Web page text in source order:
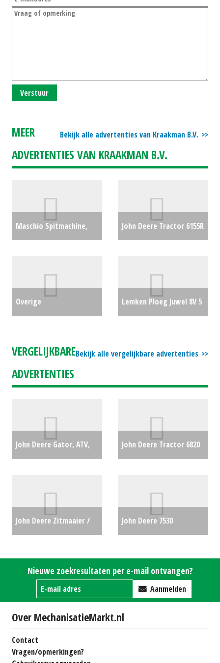
Verstuur
Bekijk alle advertenties van Kraakman B.V.
MEER
ADVERTENTIES VAN KRAAKMAN B.V.
Maschio Spitmachine,
€0
John Deere Tractor 6155R
Overige
Lemken Ploeg Juwel 8V 5
Bekijk alle vergelijkbare advertenties
VERGELIJKBARE
ADVERTENTIES
John Deere Gator, ATV,
John Deere Tractor 6820
John Deere Zitmaaier /
#692275
€0
John Deere 7530
Nieuwe zoekresultaten per e-mail ontvangen?
Aanmelden
Over MechanisatieMarkt.nl
Contact
Vragen/opmerkingen?